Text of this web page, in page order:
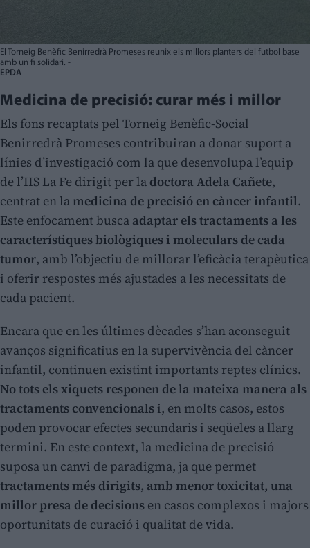
El Torneig Benèfic Benirredrà Promeses reunix els millors planters del futbol base
amb un fi solidari. -
EPDA
Medicina de precisió: curar més i millor
Els fons recaptats pel Torneig Benèfic-Social
Benirredrà Promeses contribuiran a donar suport a
línies d’investigació com la que desenvolupa l’equip
de l’IIS La Fe dirigit per la doctora Adela Cañete,
centrat en lamedicina de precisió en càncer infantil.
Este enfocament busca adaptar els tractaments a les
característiques biològiques i moleculars de cada
tumor, amb l’objectiu de millorar l’eficàcia terapèutica
i oferir respostes més ajustades a les necessitats de
cada pacient.
Encara que en les últimes dècades s’han aconseguit
avanços significatius en la supervivència del càncer
infantil, continuen existint importants reptes clínics.
No tots els xiquets responen de la mateixa manera als
tractaments convencionals i, en molts casos, estos
poden provocar efectes secundaris i seqüeles a llarg
termini. En este context, la medicina de precisió
suposa un canvi de paradigma, ja que permet
tractaments més dirigits, amb menor toxicitat, una
millor presa de decisions en casos complexos i majors
oportunitats de curació i qualitat de vida.